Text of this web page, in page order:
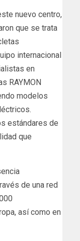
nuevo centro,
que se trata
internacional
en
RAYMON
modelos
estándares de
que
de una red
así como en